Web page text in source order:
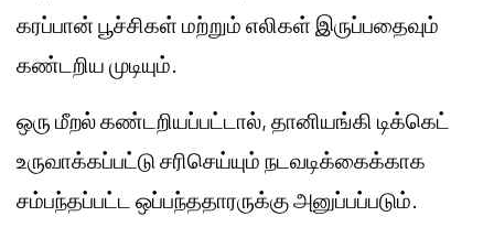
கரப்பான் பூச்சிகள் மற்றும் எலிகள் இருப்பதைவும்
கண்டறிய முடியும்.
ஒரு மீறல் கண்டறியப்பட்டால், தானியங்கி டிக்கெட்
உருவாக்கப்பட்டு சரிசெய்யும் நடவடிக்கைக்காக
சம்பந்தப்பட்ட ஒப்பந்ததாரருக்கு அனுப்பப்படும்.